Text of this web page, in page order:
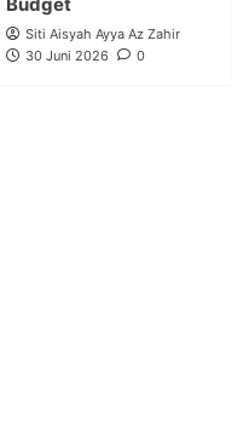
Siti Aisyah Ayya Az Zahir
30 Juni 2026
0